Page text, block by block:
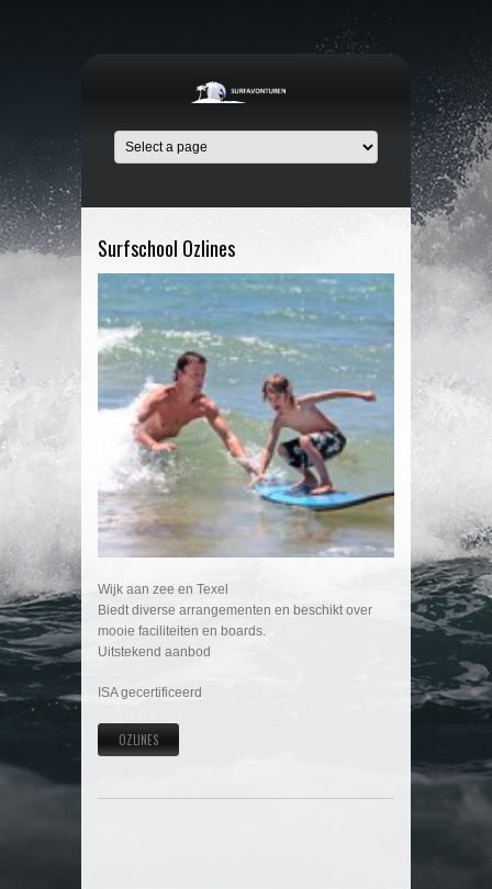
Surfschool Ozlines
Wijk aan zee en Texel
Biedt diverse arrangementen en beschikt over
mooie faciliteiten en boards.
Uitstekend aanbod
ISA gecertificeerd
OZLINES